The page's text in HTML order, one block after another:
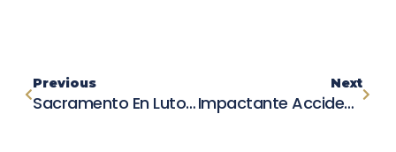
Previous
Sacramento En Luto: Mujer Fallece En Un Impactante Accidente De Tráfico
Next
Impactante Accidente En Mira Mesa: Peatón De 18 Años Sufre Graves Lesiones En Choque